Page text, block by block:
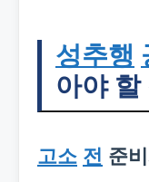
성추행
아야 할
고소 전 준